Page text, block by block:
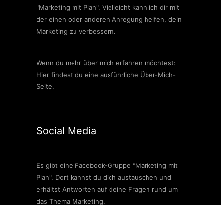
"Marketing mit Plan". Vielleicht kann ich dir mit
der einen oder anderen Anregung helfen, dein
Marketing zu verbessern.
Wenn du mehr über mich erfahren möchtest:
Hier findest du eine ausführliche Über-Mich-
Seite.
Social Media
Es gibt eine Facebook-Gruppe "Marketing mit
Plan". Dort kannst du dich austauschen und
erhältst Antworten auf deine Fragen rund um
das Thema Marketing.